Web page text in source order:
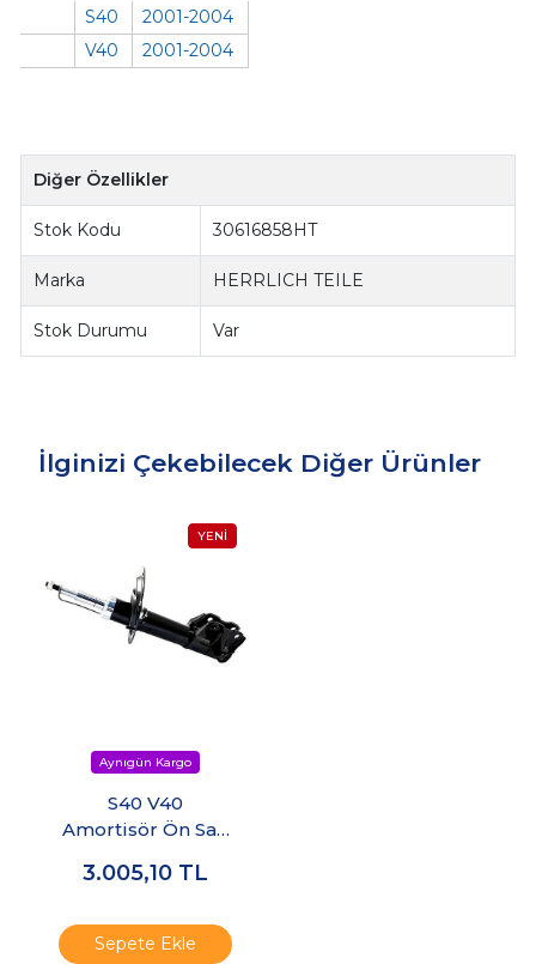
S40
2001-2004
V40
2001-2004
Diğer Özellikler
Stok Kodu 30616858HT
Marka HERRLICH TEILE
Stok Durumu Var
İlginizi Çekebilecek Diğer Ürünler
S40 V40
Amortisör Ön Sağ
3.005,10 TL
Sepete Ekle